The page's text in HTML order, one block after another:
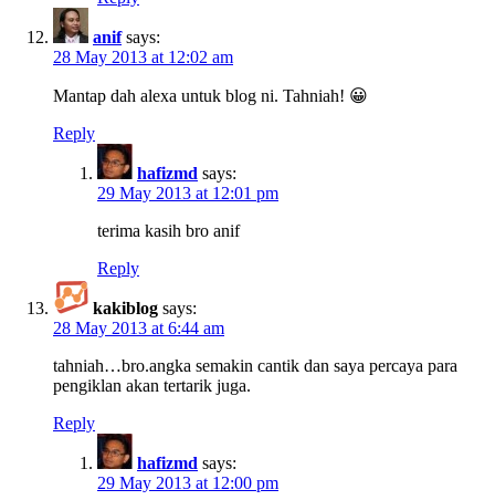
anif says:
28 May 2013 at 12:02 am
Mantap dah alexa untuk blog ni. Tahniah! 😀
Reply
hafizmd says:
29 May 2013 at 12:01 pm
terima kasih bro anif
Reply
kakiblog says:
28 May 2013 at 6:44 am
tahniah…bro.angka semakin cantik dan saya percaya para
pengiklan akan tertarik juga.
Reply
hafizmd says:
29 May 2013 at 12:00 pm